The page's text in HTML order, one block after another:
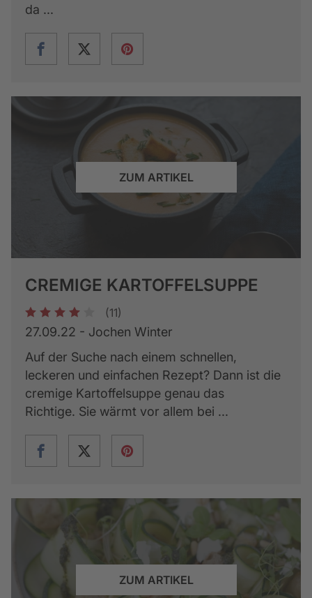
da ...
ZUM ARTIKEL
CREMIGE KARTOFFELSUPPE
1 2 3 4 (11)
27.09.22 - Jochen Winter
Auf der Suche nach einem schnellen,
leckeren und einfachen Rezept? Dann ist die
cremige Kartoffelsuppe genau das
Richtige. Sie wärmt vor allem bei ...
ZUM ARTIKEL